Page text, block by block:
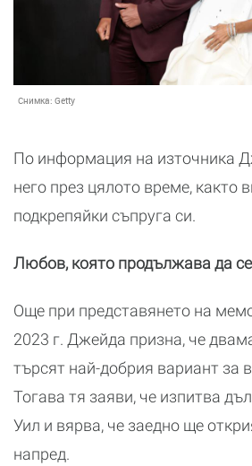
Снимка: Getty
По информация на източника
него през цялото време, както
подкрепяйки съпруга си.
Любов, която продължава да
Още при представянето на
2023 г. Джейда призна, че
търсят най-добрия вариант за
Тогава тя заяви, че изпитва
Уил и вярва, че заедно ще
напред.